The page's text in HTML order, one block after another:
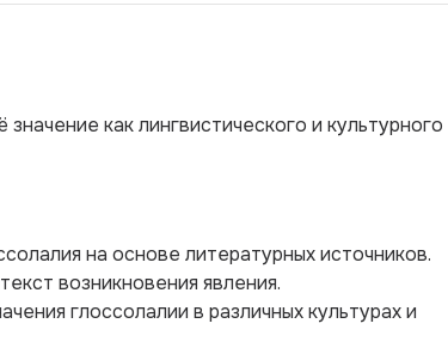
как лингвистического и культурного
на основе литературных источников.
возникновения явления.
глоссолалии в различных культурах и